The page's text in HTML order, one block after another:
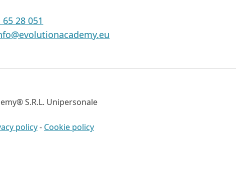
65 28 051
S.R.L. Unipersonale
policy- Cookie policy